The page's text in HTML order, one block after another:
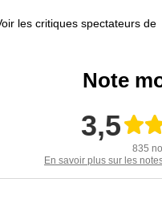
les critiques spectateurs de
Note
3,5
835
En savoir plus sur les